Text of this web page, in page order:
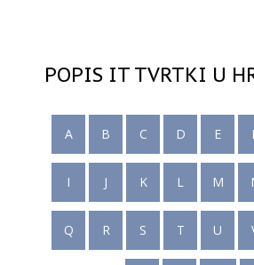
POPIS IT TVRTKI U
A B C D E
I J K L M
Q R S T U